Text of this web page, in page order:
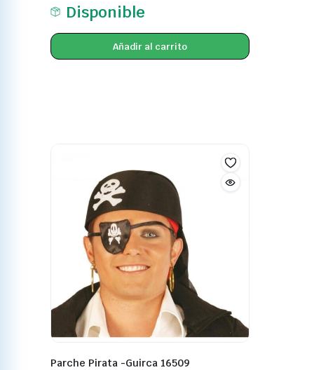
Disponible
Añadir al carrito
Parche Pirata -Guirca 16509